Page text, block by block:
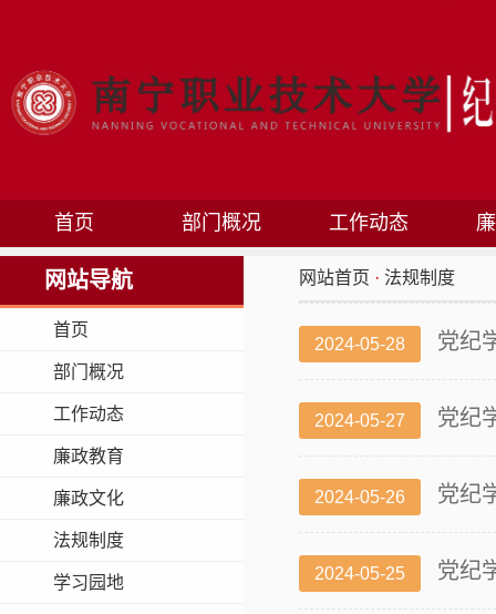
首页 部门概况 工作动态
网站导航
首页
部门概况
工作动态
廉政教育
廉政文化
法规制度
学习园地
网站首页 · 法规制度
2024-05-28 党纪
2024-05-27 党纪
2024-05-26 党纪
2024-05-25 党纪